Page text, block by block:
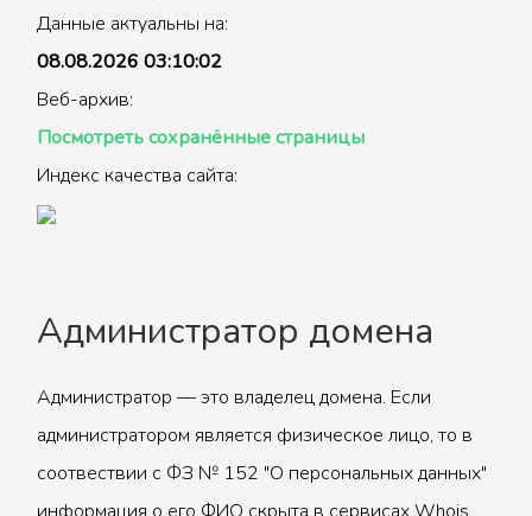
Данные актуальны на:
08.08.2026 03:10:02
Веб-архив:
Посмотреть сохранённые страницы
Индекс качества сайта:
Администратор домена
Администратор — это владелец домена. Если
администратором является физическое лицо, то в
соотвествии с ФЗ № 152 "О персональных данных"